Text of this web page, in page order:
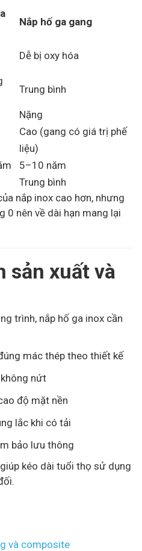
Nắp hố ga gang
Dễ bị oxy hóa
Trung bình
Nặng
Cao (gang có giá trị phế
liệu)
5–10 năm
Trung bình
nắp inox cao hơn, nhưng
0 nên về dài hạn mang lại
sản xuất và
trình, nắp hố ga inox cần
mác thép theo thiết kế
nứt
độ mặt nền
lắc khi có tải
bảo lưu thông
kéo dài tuổi thọ sử dụng
và composite